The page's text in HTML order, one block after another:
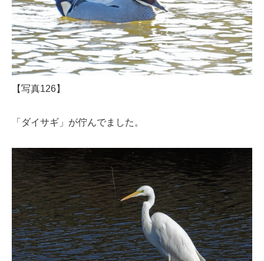
【写真126】
「ダイサギ」が佇んでました。